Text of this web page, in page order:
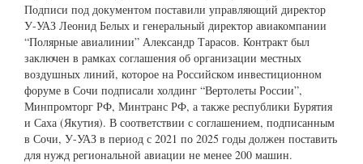
Подписи под документом поставили управляющий директор
У-УАЗ Леонид Белых и генеральный директор авиакомпании
“Полярные авиалинии” Александр Тарасов. Контракт был
заключен в рамках соглашения об организации местных
воздушных линий, которое на Российском инвестиционном
форуме в Сочи подписали холдинг “Вертолеты России”,
Минпромторг РФ, Минтранс РФ, а также республики Бурятия
и Саха (Якутия). В соответствии с соглашением, подписанным
в Сочи, У-УАЗ в период с 2021 по 2025 годы должен поставить
для нужд региональной авиации не менее 200 машин.